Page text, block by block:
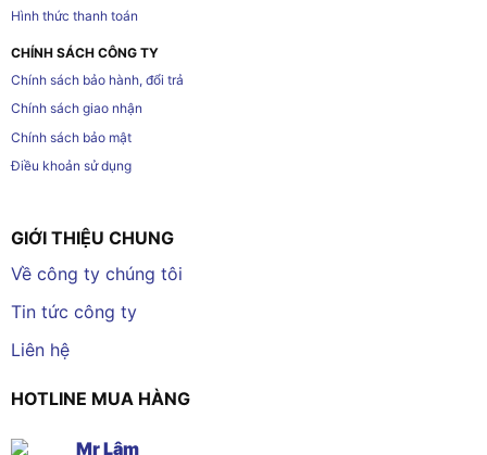
Hình thức thanh toán
CHÍNH SÁCH CÔNG TY
Chính sách bảo hành, đổi trả
Chính sách giao nhận
Chính sách bảo mật
Điều khoản sử dụng
GIỚI THIỆU CHUNG
Về công ty chúng tôi
Tin tức công ty
Liên hệ
HOTLINE MUA HÀNG
Mr Lâm